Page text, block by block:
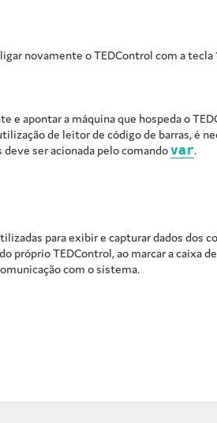
novamente o TEDControl com a tecla
apontar a máquina que hospeda o
de leitor de código de barras, é
ser acionada pelo comandovar.
para exibir e capturar dados dos
próprio TEDControl, ao marcar a caixa
com o sistema.